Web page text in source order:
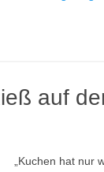
auf
„Kuchen hat nur